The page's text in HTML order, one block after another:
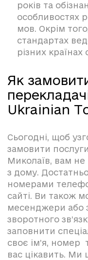
років та
особливостях
мов. Окрім
стандартах
різних країнах
Як
Ukrainian
Сьогодні, щоб
замовити послуги
Миколаїв, вам не
з дому.
номерами
сайті. Ви також
месенджери або
зворотного
заповнити
своє ім’я, номер
вас цікавить.